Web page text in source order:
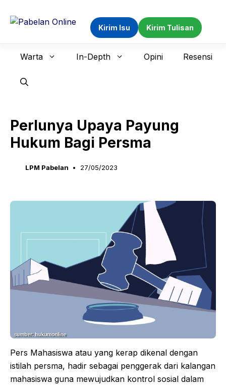
Kirim Isu Kirim Tulisan
Warta In-Depth Opini Resensi
Perlunya Upaya Payung
Hukum Bagi Persma
LPM Pabelan 27/05/2023
Pers Mahasiswa atau yang kerap dikenal dengan
istilah persma, hadir sebagai penggerak dari kalangan
mahasiswa guna mewujudkan kontrol sosial dalam